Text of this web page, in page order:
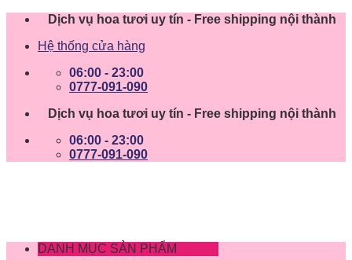
Skip
content
Dịch vụ hoa tươi uy tín - Free shipping nội thành
Hệ thống cửa hàng
06:00 - 23:00
0777-091-090
Dịch vụ hoa tươi uy tín - Free shipping nội thành
06:00 - 23:00
0777-091-090
DANH MỤC SẢN PHẨM